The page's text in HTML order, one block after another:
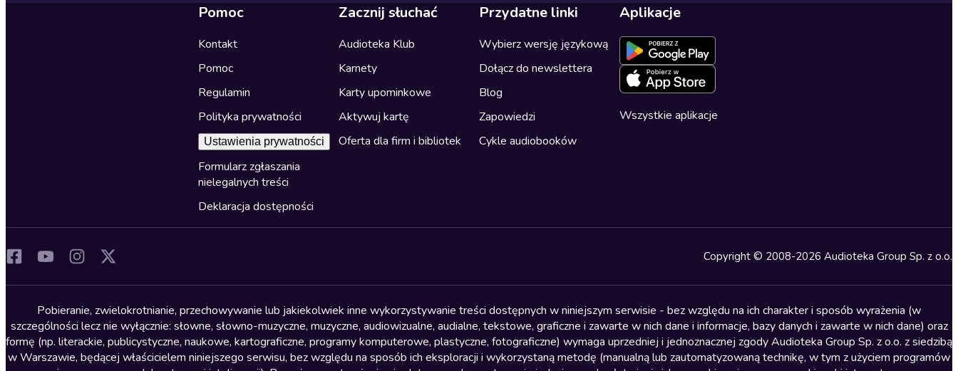
Pomoc
Kontakt
Pomoc
Regulamin
Polityka prywatności
Ustawienia prywatności
Formularz zgłaszania
nielegalnych treści
Deklaracja dostępności
Zacznij słuchać
Audioteka Klub
Karnety
Karty upominkowe
Aktywuj kartę
Oferta dla firm i bibliotek
Przydatne linki
Wybierz wersję językową
Dołącz do newslettera
Blog
Zapowiedzi
Cykle audiobooków
Aplikacje
Wszystkie aplikacje
Copyright © 2008-2026 Audioteka Group Sp. z o.o.
Pobieranie, zwielokrotnianie, przechowywanie lub jakiekolwiek inne wykorzystywanie treści dostępnych w niniejszym serwisie - bez względu na ich charakter i sposób wyrażenia (w
szczególności lecz nie wyłącznie: słowne, słowno-muzyczne, muzyczne, audiowizualne, audialne, tekstowe, graficzne i zawarte w nich dane i informacje, bazy danych i zawarte w nich dane) oraz
formę (np. literackie, publicystyczne, naukowe, kartograficzne, programy komputerowe, plastyczne, fotograficzne) wymaga uprzedniej i jednoznacznej zgody Audioteka Group Sp. z o.o. z siedzibą
w Warszawie, będącej właścicielem niniejszego serwisu, bez względu na sposób ich eksploracji i wykorzystaną metodę (manualną lub zautomatyzowaną technikę, w tym z użyciem programów